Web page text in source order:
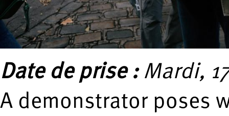
Date de prise : Mardi,
A demonstrator poses